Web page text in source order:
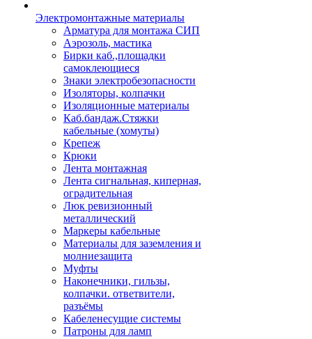
Электромонтажные материалы
Арматура для монтажа СИП
Аэрозоль, мастика
Бирки каб.,площадки
самоклеющиеся
Знаки электробезопасности
Изоляторы, колпачки
Изоляционные материалы
Каб.бандаж.Стяжки
кабельные (хомуты)
Крепеж
Крюки
Лента монтажная
Лента сигнальная, киперная,
оградительная
Люк ревизионный
металлический
Маркеры кабельные
Материалы для заземления и
молниезащита
Муфты
Наконечники, гильзы,
колпачки. ответвители,
разъёмы
Кабеленесущие системы
Патроны для ламп